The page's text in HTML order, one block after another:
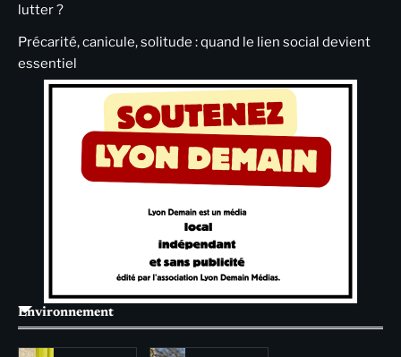
lutter ?
Précarité, canicule, solitude : quand le lien social devient
essentiel
Environnement